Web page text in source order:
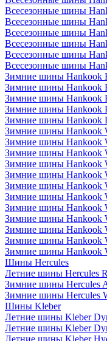
Всесезонные шины
Всесезонные шины
Всесезонные шины
Всесезонные шины
Всесезонные шины
Всесезонные шины
Зимние шины Hankook
Зимние шины Hankook
Зимние шины Hankook
Зимние шины Hankook
Зимние шины Hankook
Зимние шины Hankook
Зимние шины Hankook
Зимние шины Hankook
Зимние шины Hankook
Зимние шины Hankook
Зимние шины Hankook
Зимние шины Hankook
Зимние шины Hankook
Зимние шины Hankook
Зимние шины Hankook
Зимние шины Hankook
Зимние шины Hankook
Шины Hercules
Летние шины Hercules
Зимние шины Hercules
Зимние шины Hercules
Шины Kleber
Летние шины Kleber
Летние шины Kleber
Летние шины Kleber